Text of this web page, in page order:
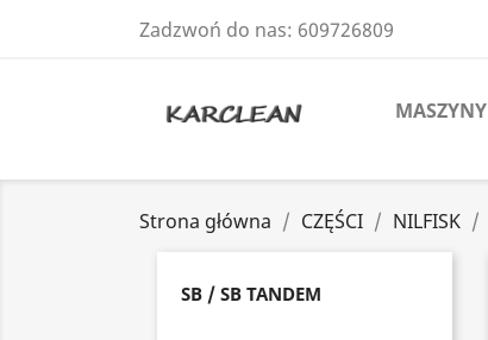
Zadzwoń do nas: 609726809
MASZYNY
Strona główna CZĘŚCI NILFISK
SB / SB TANDEM